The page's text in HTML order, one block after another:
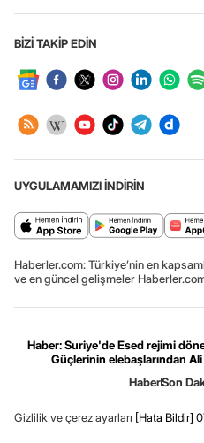
BİZİ TAKİP EDİN
UYGULAMAMIZI İNDİRİN
Haberler.com: Türkiye’nin en
ve en güncel gelişmeler
Haber: Suriye'de Esed rejimi
Güçlerinin elebaşlarından
HaberSon
Gizlilik ve çerez ayarları [Hata Bildir]